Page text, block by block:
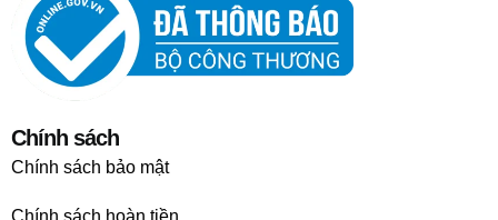
Chính sách
Chính sách bảo mật